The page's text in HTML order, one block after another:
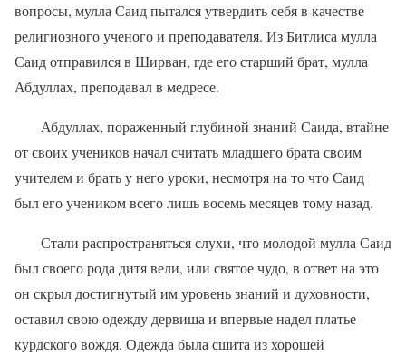
вопросы, мулла Саид пытался утвердить себя в качестве
религиозного ученого и преподавателя. Из Битлиса мулла
Саид отправился в Ширван, где его старший брат, мулла
Абдуллах, преподавал в медресе.
Абдуллах, пораженный глубиной знаний Саида, втайне
от своих учеников начал считать младшего брата своим
учителем и брать у него уроки, несмотря на то что Саид
был его учеником всего лишь восемь месяцев тому назад.
Стали распространяться слухи, что молодой мулла Саид
был своего рода дитя вели, или святое чудо, в ответ на это
он скрыл достигнутый им уровень знаний и духовности,
оставил свою одежду дервиша и впервые надел платье
курдского вождя. Одежда была сшита из хорошей